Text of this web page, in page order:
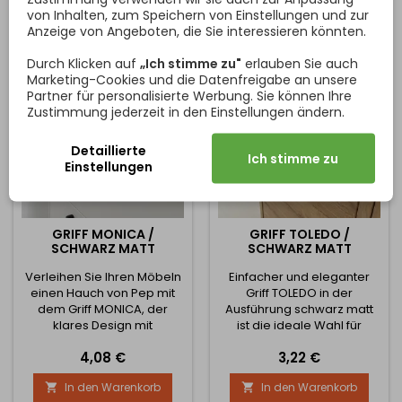
wirkt klar und ausgewogen
und sorgt gleichzeitig für
einen bequemen Griff und
hohe Funktionalität im
täglichen Gebrauch. Die...
GRIFF MONICA /
SCHWARZ MATT
Verleihen Sie Ihren Möbeln
einen Hauch von Pep mit
dem Griff MONICA, der
klares Design mit
Handwerkskunst verbindet.
Dank seiner 4
verschiedenen Längen
Preis
4,08 €
 In den Warenkorb
GRIFF TOLEDO /
SCHWARZ MATT
Einfacher und eleganter
Griff TOLEDO in der
Ausführung schwarz matt
ist die ideale Wahl für
Innenräume. Das
minimalistische Design mit
klaren Linien verleiht den
Preis
3,22 €
 In den Warenkorb
von Inhalten, zum Speichern von Einstellungen und zur
Anzeige von Angeboten, die Sie interessieren könnten.
Durch Klicken auf „Ich stimme zu" erlauben Sie auch
Marketing-Cookies und die Datenfreigabe an unsere
Partner für personalisierte Werbung. Sie können Ihre
Zustimmung jederzeit in den Einstellungen ändern.
Detaillierte
Einstellungen
Ich stimme zu